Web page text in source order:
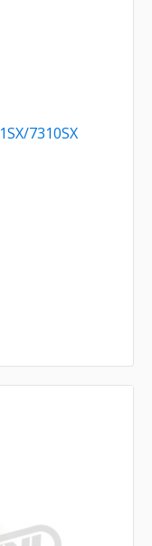
7310SX